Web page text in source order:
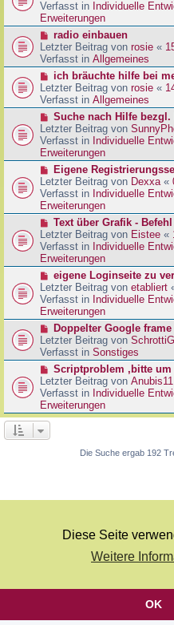
Diese Seite
Weitere
OK
r
a
g
e
i
r
a
g
u
e
r
B
e
i
r
a
g
Verfasst in Individuelle
Erweiterungen
N
e
u
e
r
B
e
t
r
a
g
radio einbauen
Letzter Beitrag von rosie «
Verfasst in Allgemeines
N
e
u
e
r
B
e
i
r
a
g
ich bräuchte hilfe bei
Letzter Beitrag von rosie «
Verfasst in Allgemeines
N
e
u
e
r
B
e
i
t
a
g
Suche nach Hilfe bezgl.
Letzter Beitrag von
Verfasst in Individuelle
Erweiterungen
N
e
u
e
r
B
e
i
t
a
g
Eigene
Letzter Beitrag von Dexxa«
Verfasst in Individuelle
Erweiterungen
N
e
u
e
r
B
e
i
t
a
g
Text über Grafik - Befehl
Letzter Beitrag von Eistee «
Verfasst in Individuelle
Erweiterungen
N
e
u
e
r
B
e
i
r
a
g
eigene Loginseite zu
Letzter Beitrag von etabliert
Verfasst in Individuelle
Erweiterungen
N
e
u
e
r
B
e
i
t
r
Doppelter Google
Letzter Beitrag von
Verfasst in Sonstiges
N
e
u
e
r
e
g
Scriptproblem ,bitte um
Letzter Beitrag von Anubis11
Verfasst in Individuelle
Erweiterungen
Die Suche ergab 192
Deutsche